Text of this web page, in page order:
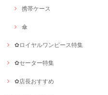
携帯ケース
傘
✿ロイヤルワンピース特集
✿セーター特集
✿店長おすすめ